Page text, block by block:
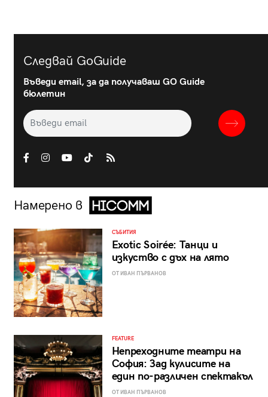
Следвай GoGuide
Въведи email, за да получаваш GO Guide
бюлетин
Намерено в
СЪБИТИЯ
Exotic Soirée: Танци и
изкуство с дъх на лято
ОТ ИВАН ПЪРВАНОВ
FEATURE
Непреходните театри на
София: Зад кулисите на
един по-различен спектакъл
ОТ ИВАН ПЪРВАНОВ